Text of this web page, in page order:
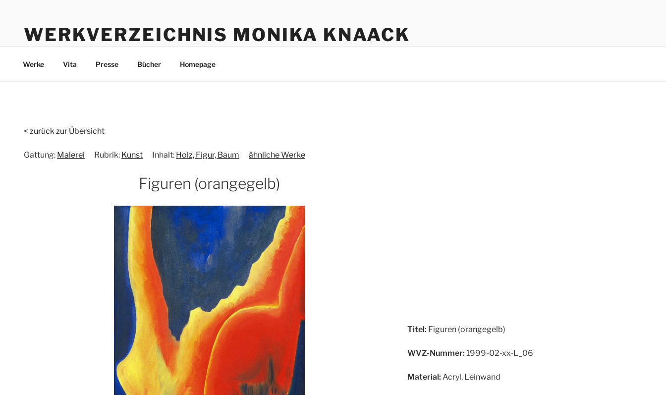
springenWERKVERZEICHNIS MONIKA KNAACK
Werke Vita Presse Bücher Homepage
< zurück zur Übersicht
Gattung: Malerei Rubrik: Kunst Inhalt: Holz, Figur, Baum ähnliche Werke
Figuren (orangegelb)
Titel: Figuren (orangegelb)
WVZ-Nummer: 1999-02-xx-L_06
Material: Acryl, Leinwand